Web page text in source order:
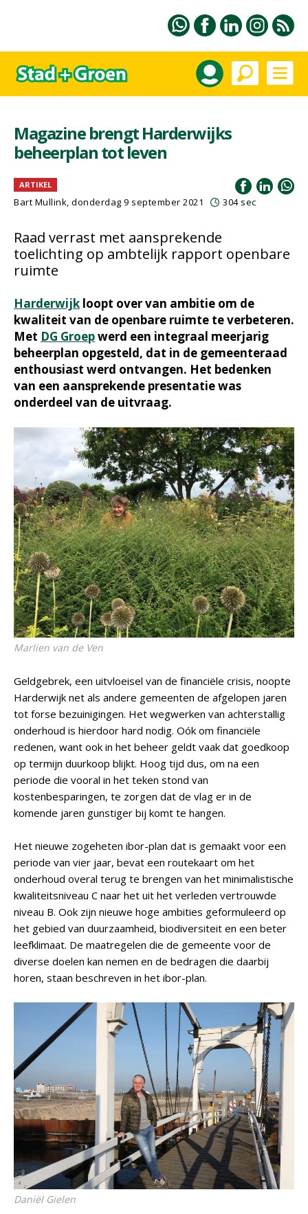
Magazine brengt Harderwijks
beheerplan tot leven
ARTIKEL
Bart Mullink, donderdag 9 september 2021 304 sec
Raad verrast met aansprekende
toelichting op ambtelijk rapport openbare
ruimte
Harderwijk loopt over van ambitie om de
kwaliteit van de openbare ruimte te verbeteren.
Met DG Groepwerd een integraal meerjarig
beheerplan opgesteld, dat in de gemeenteraad
enthousiast werd ontvangen. Het bedenken
van een aansprekende presentatie was
onderdeel van de uitvraag.
Marlien van de Ven
Geldgebrek, een uitvloeisel van de financiële crisis, noopte
Harderwijk net als andere gemeenten de afgelopen jaren
tot forse bezuinigingen. Het wegwerken van achterstallig
onderhoud is hierdoor hard nodig. Oók om financiële
redenen, want ook in het beheer geldt vaak dat goedkoop
op termijn duurkoop blijkt. Hoog tijd dus, om na een
periode die vooral in het teken stond van
kostenbesparingen, te zorgen dat de vlag er in de
komende jaren gunstiger bij komt te hangen.
Het nieuwe zogeheten ibor-plan dat is gemaakt voor een
periode van vier jaar, bevat een routekaart om het
onderhoud overal terug te brengen van het minimalistische
kwaliteitsniveau C naar het uit het verleden vertrouwde
niveau B. Ook zijn nieuwe hoge ambities geformuleerd op
het gebied van duurzaamheid, biodiversiteit en een beter
leefklimaat. De maatregelen die de gemeente voor de
diverse doelen kan nemen en de bedragen die daarbij
horen, staan beschreven in het ibor-plan.
Daniël Gielen